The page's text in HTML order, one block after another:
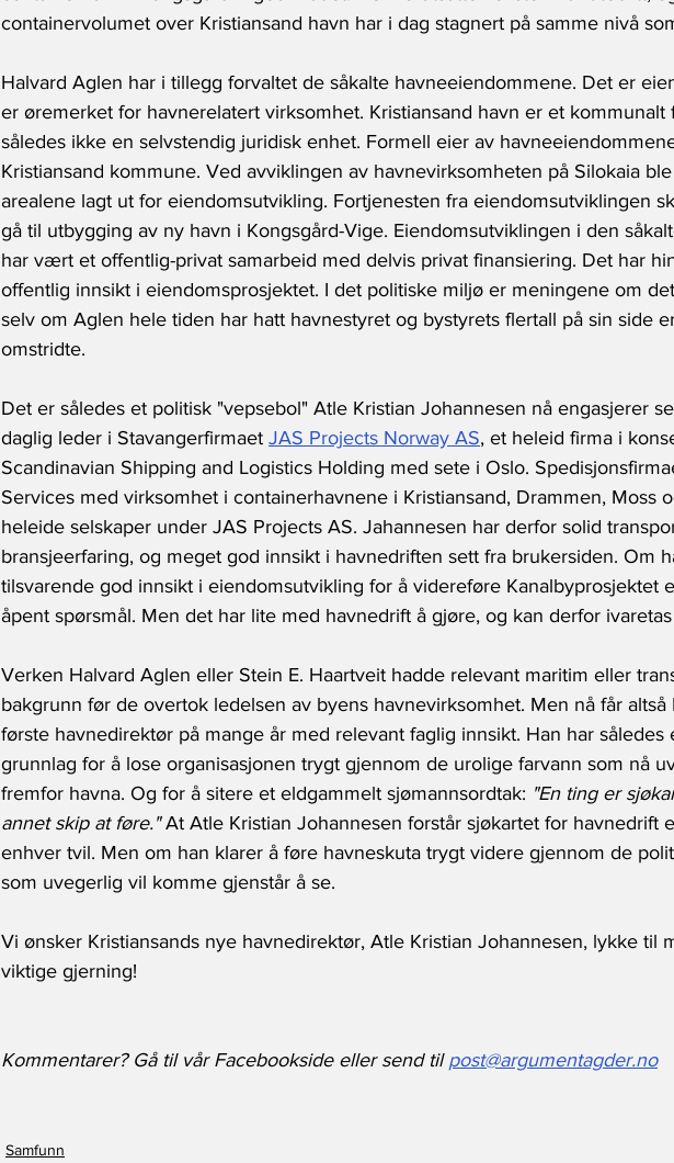
containervolumet over Kristiansand havn har i dag stagnert på samme nivå
Halvard Aglen har i tillegg forvaltet de såkalte havneeiendommene. Det er
er øremerket for havnerelatert virksomhet. Kristiansand havn er et kommunalt
således ikke en selvstendig juridisk enhet. Formell eier av
Kristiansand kommune. Ved avviklingen av havnevirksomheten på Silokaia
arealene lagt ut for eiendomsutvikling. Fortjenesten fra eiendomsutviklingen
gå til utbygging av ny havn i Kongsgård-Vige. Eiendomsutviklingen i den
har vært et offentlig-privat samarbeid med delvis privat finansiering. Det har
offentlig innsikt i eiendomsprosjektet. I det politiske miljø er meningene om
selv om Aglen hele tiden har hatt havnestyret og bystyrets flertall på sin side
omstridte.
Det er således et politisk "vepsebol" Atle Kristian Johannesen nå engasjerer
daglig leder i Stavangerfirmaet JAS Projects Norway AS, et heleid firma i
Scandinavian Shipping and Logistics Holding med sete i Oslo.
Services med virksomhet i containerhavnene i Kristiansand, Drammen, Moss
heleide selskaper under JAS Projects AS. Jahannesen har derfor solid
bransjeerfaring, og meget god innsikt i havnedriften sett fra brukersiden. Om
tilsvarende god innsikt i eiendomsutvikling for å videreføre Kanalbyprosjektet
åpent spørsmål. Men det har lite med havnedrift å gjøre, og kan derfor
Verken Halvard Aglen eller Stein E. Haartveit hadde relevant maritim eller
bakgrunn før de overtok ledelsen av byens havnevirksomhet. Men nå får altså
første havnedirektør på mange år med relevant faglig innsikt. Han har således
grunnlag for å lose organisasjonen trygt gjennom de urolige farvann som nå
fremfor havna. Og for å sitere et eldgammelt sjømannsordtak: "En ting er
annet skip at føre." At Atle Kristian Johannesen forstår sjøkartet for havnedrift
enhver tvil. Men om han klarer å føre havneskuta trygt videre gjennom de
som uvegerlig vil komme gjenstår å se.
Vi ønsker Kristiansands nye havnedirektør, Atle Kristian Johannesen, lykke til
viktige gjerning!
Kommentarer? Gå til vår Facebookside eller send til post@argumentagder.no
Samfunn